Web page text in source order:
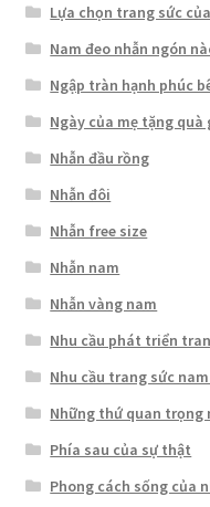
Lựa chọn trang sức
Nam đeo nhẫn ngón
Ngập tràn hạnh phúc
Ngày của mẹ tặng
Nhẫn đầu rồng
Nhẫn đôi
Nhẫn free size
Nhẫn nam
Nhẫn vàng nam
Nhu cầu phát triển
Nhu cầu trang sức
Những thứ quan trọng
Phía sau của sự thật
Phong cách sống của